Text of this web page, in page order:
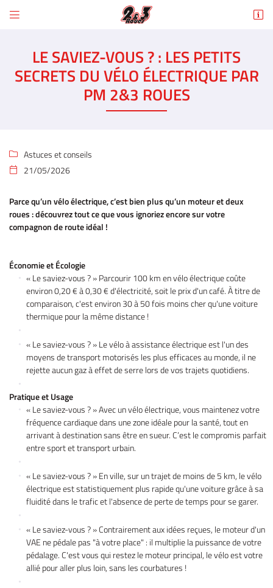
 
01 30 43 50 12
En cochant cette case, vous consentez à recevoir nos propositions commerciales à
l'adresse email indiqué ci-dessus. Vous pouvez vous désinscrire à tout moment en
utilisantle formulaire de désinscription
LE SAVIEZ-VOUS ? : LES PETITS
SECRETS DU VÉLO ÉLECTRIQUE PAR
PM 2&3 ROUES
 Astuces et conseils
 21/05/2026
Parce qu’un vélo électrique, c’est bien plus qu’un moteur et deux
roues : découvrez tout ce que vous ignoriez encore sur votre
compagnon de route idéal !
Économie et Écologie
« Le saviez-vous ? » Parcourir 100 km en vélo électrique coûte
environ 0,20 € à 0,30 € d'électricité, soit le prix d'un café. À titre de
comparaison, c'est environ 30 à 50 fois moins cher qu'une voiture
thermique pour la même distance !
« Le saviez-vous ? » Le vélo à assistance électrique est l'un des
moyens de transport motorisés les plus efficaces au monde, il ne
rejette aucun gaz à effet de serre lors de vos trajets quotidiens.
Pratique et Usage
« Le saviez-vous ? » Avec un vélo électrique, vous maintenez votre
fréquence cardiaque dans une zone idéale pour la santé, tout en
arrivant à destination sans être en sueur. C’est le compromis parfait
entre sport et transport urbain.
« Le saviez-vous ? » En ville, sur un trajet de moins de 5 km, le vélo
électrique est statistiquement plus rapide qu'une voiture grâce à sa
fluidité dans le trafic et l'absence de perte de temps pour se garer.
« Le saviez-vous ? » Contrairement aux idées reçues, le moteur d'un
VAE ne pédale pas "à votre place" : il multiplie la puissance de votre
pédalage. C'est vous qui restez le moteur principal, le vélo est votre
allié pour aller plus loin, sans les courbatures !